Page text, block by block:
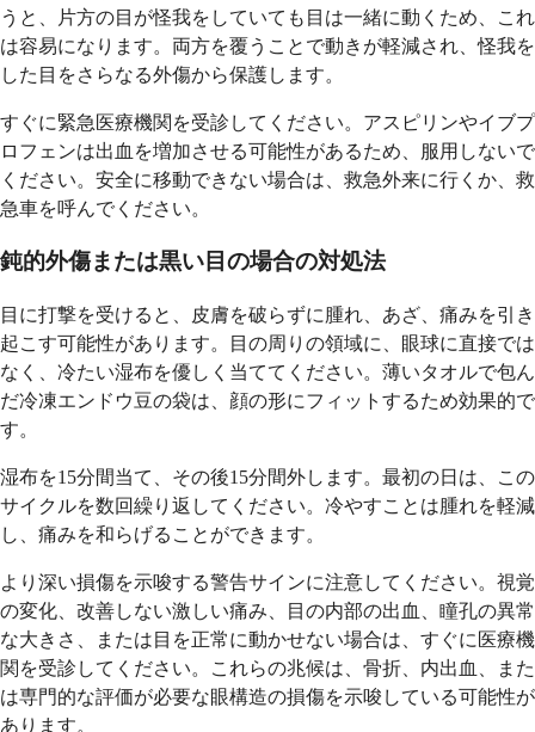
うと、片方の目が怪我をしていても目は一緒に動くため、これ
は容易になります。両方を覆うことで動きが軽減され、怪我を
した目をさらなる外傷から保護します。
すぐに緊急医療機関を受診してください。アスピリンやイブプ
ロフェンは出血を増加させる可能性があるため、服用しないで
ください。安全に移動できない場合は、救急外来に行くか、救
急車を呼んでください。
鈍的外傷または黒い目の場合の対処法
目に打撃を受けると、皮膚を破らずに腫れ、あざ、痛みを引き
起こす可能性があります。目の周りの領域に、眼球に直接では
なく、冷たい湿布を優しく当ててください。薄いタオルで包ん
だ冷凍エンドウ豆の袋は、顔の形にフィットするため効果的で
す。
湿布を15分間当て、その後15分間外します。最初の日は、この
サイクルを数回繰り返してください。冷やすことは腫れを軽減
し、痛みを和らげることができます。
より深い損傷を示唆する警告サインに注意してください。視覚
の変化、改善しない激しい痛み、目の内部の出血、瞳孔の異常
な大きさ、または目を正常に動かせない場合は、すぐに医療機
関を受診してください。これらの兆候は、骨折、内出血、また
は専門的な評価が必要な眼構造の損傷を示唆している可能性が
あります。